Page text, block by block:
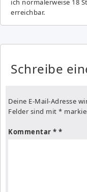
ich normalerweise 18
erreichbar.
Schreibe
Deine E-Mail-Adresse
Felder sind mit *
Kommentar *